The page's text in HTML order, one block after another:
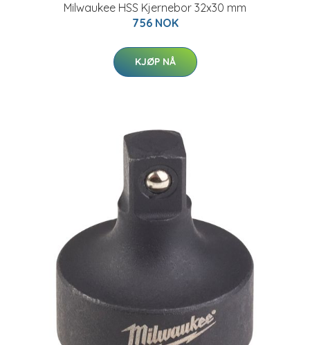
Milwaukee HSS Kjernebor 32x30 mm
756 NOK
KJØP NÅ